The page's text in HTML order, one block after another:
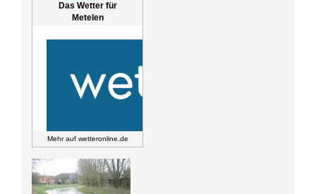
Das Wetter für
Metelen
Mehr auf wetteronline.de